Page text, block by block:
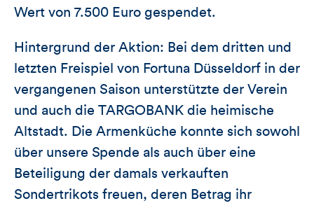
Wert von 7.500 Euro gespendet.
Hintergrund der Aktion: Bei dem dritten und
letzten Freispiel von Fortuna Düsseldorf in der
vergangenen Saison unterstützte der Verein
und auch die TARGOBANK die heimische
Altstadt. Die Armenküche konnte sich sowohl
über unsere Spende als auch über eine
Beteiligung der damals verkauften
Sondertrikots freuen, deren Betrag ihr